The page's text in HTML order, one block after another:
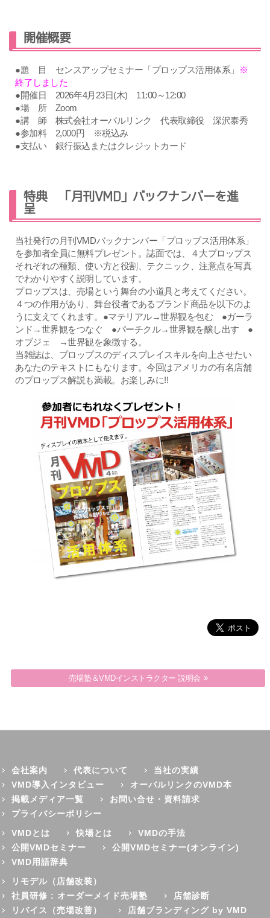
開催概要
●題 目 センスアップセミナー「プロップス活用体系」
※
終了しました
●開催日 2026年4月23日(木) 11:00～12:00
●場 所 Zoom
●講 師 株式会社オーバルリンク 代表取締役 深沢泰秀
●参加料 2,000円 ※税込み
●支払い 銀行振込またはクレジットカード
特典 「月刊VMD」バックナンバーを進
呈
当社発行の月刊VMDバックナンバー「プロップス活用体系」
を参加者全員に無料プレゼント。誌面では、４大プロップス
それぞれの種類、使い方と役割、テクニック、注意点を写真
でわかりやすく説明しています。
プロップスは、売場という舞台の小道具と考えてください。
４つの作用があり、舞台役者であるブランド商品を以下のよ
うに支えてくれます。●マテリアル→世界観を包む ●ガーラ
ンド→世界観をつなぐ ●パーチクル→世界観を醸し出す ●
オブジェ →世界観を象徴する。
当雑誌は、プロップスのディスプレイスキルを向上させたい
あなたのテキストにもなります。今回はアメリカの有名店舗
のプロップス解説も満載。お楽しみに!!
売場塾＆VMDインストラクター 説明会
会社案内 代表について
当社の実績
VMD導入インタビュー
オーバルリンクのVMD本
掲載メディア一覧
お問い合せ・資料請求
プライバシーポリシー
VMDとは
快場とは
VMDの手法
公開VMDセミナー
公開VMDセミナー(オンライン)
VMD用語辞典
リモデル（店舗改装）
社員研修 : オーダーメイド売場塾
店舗診断
リバイス（売場改善）
店舗ブランディング by VMD